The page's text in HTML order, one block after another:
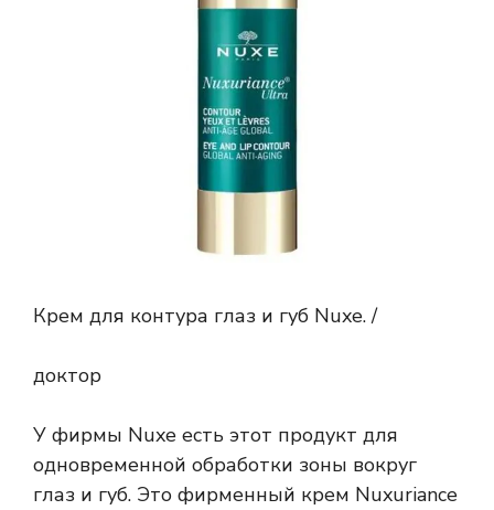
Крем для контура глаз и губ Nuxe. /
доктор
У фирмы Nuxe есть этот продукт для
одновременной обработки зоны вокруг
глаз и губ. Это фирменный крем Nuxuriance